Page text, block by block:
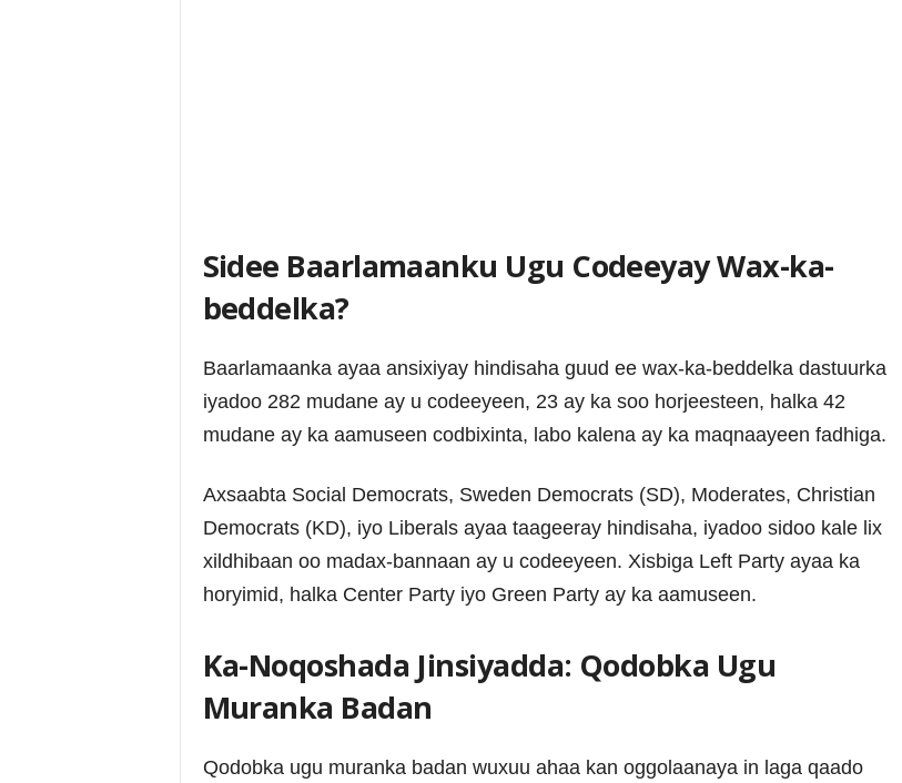
Sidee Baarlamaanku Ugu Codeeyay Wax-ka-
beddelka?
Baarlamaanka ayaa ansixiyay hindisaha guud ee wax-ka-beddelka dastuurka
iyadoo 282 mudane ay u codeeyeen, 23 ay ka soo horjeesteen, halka 42
mudane ay ka aamuseen codbixinta, labo kalena ay ka maqnaayeen fadhiga.
Axsaabta Social Democrats, Sweden Democrats (SD), Moderates, Christian
Democrats (KD), iyo Liberals ayaa taageeray hindisaha, iyadoo sidoo kale lix
xildhibaan oo madax-bannaan ay u codeeyeen. Xisbiga Left Party ayaa ka
horyimid, halka Center Party iyo Green Party ay ka aamuseen.
Ka-Noqoshada Jinsiyadda: Qodobka Ugu
Muranka Badan
Qodobka ugu muranka badan wuxuu ahaa kan oggolaanaya in laga qaado